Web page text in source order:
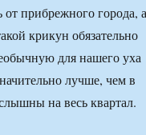
прибрежного города, а
крикун обязательно
для нашего уха
лучше, чем в
на весь квартал.